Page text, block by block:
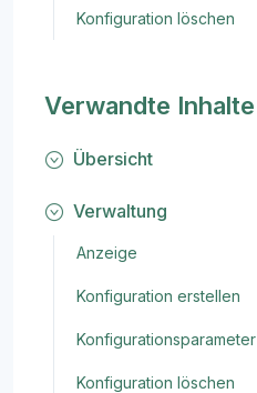
Konfiguration löschen
Verwandte Inhalte
Übersicht
Verwaltung
Anzeige
Konfiguration erstellen
Konfigurationsparameter
Konfiguration löschen